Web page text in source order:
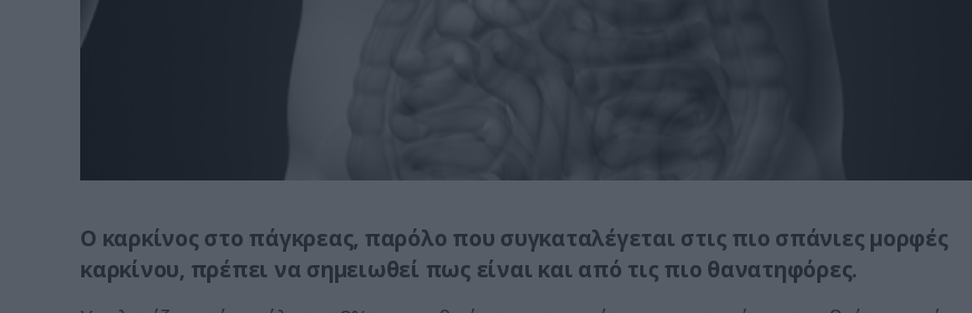
Ο καρκίνος στο πάγκρεας, παρόλο που συγκαταλέγεται στις πιο σπάνιες μορφές
καρκίνου, πρέπει να σημειωθεί πως είναι και από τις πιο θανατηφόρες.